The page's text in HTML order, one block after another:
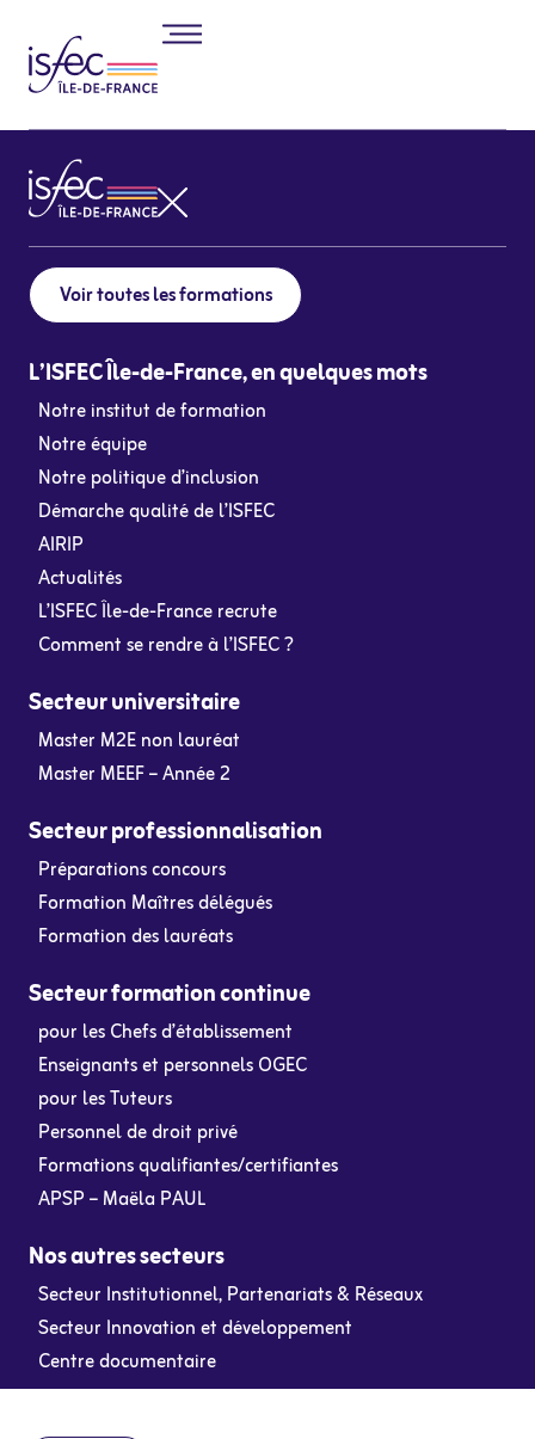
Voir toutes les formations
L’ISFEC Île-de-France, en quelques mots
Notre institut de formation
Notre équipe
Notre politique d’inclusion
Démarche qualité de l’ISFEC
AIRIP
Actualités
L’ISFEC Île-de-France recrute
Comment se rendre à l’ISFEC ?
Secteur universitaire
Master M2E non lauréat
Master MEEF – Année 2
Secteur professionnalisation
Préparations concours
Formation Maîtres délégués
Formation des lauréats
Secteur formation continue
pour les Chefs d’établissement
Enseignants et personnels OGEC
pour les Tuteurs
Personnel de droit privé
Formations qualifiantes/certifiantes
APSP – Maëla PAUL
Nos autres secteurs
Secteur Institutionnel, Partenariats & Réseaux
Secteur Innovation et développement
Centre documentaire